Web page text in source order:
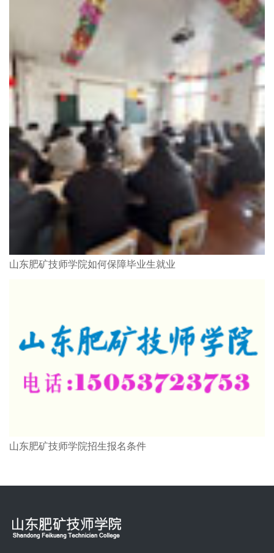
山东肥矿技师学院如何保障毕业生就业
山东肥矿技师学院招生报名条件